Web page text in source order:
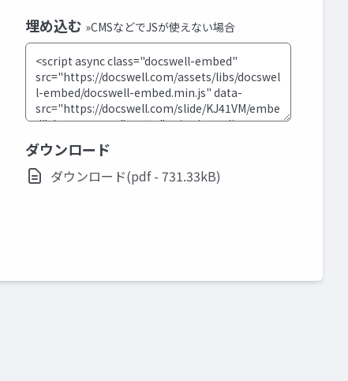
埋め込む »CMSなどでJSが使えない場合
ダウンロード
ダウンロード(pdf - 731.33kB)